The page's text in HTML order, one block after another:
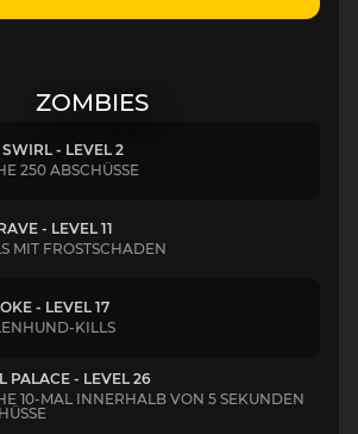
ZOMBIES
SWIRL - LEVEL 2
250 ABSCHÜSSE
- LEVEL 11
MIT FROSTSCHADEN
- LEVEL 17
KILLS
PALACE - LEVEL 26
10-MAL INNERHALB VON 5 SEKUNDEN